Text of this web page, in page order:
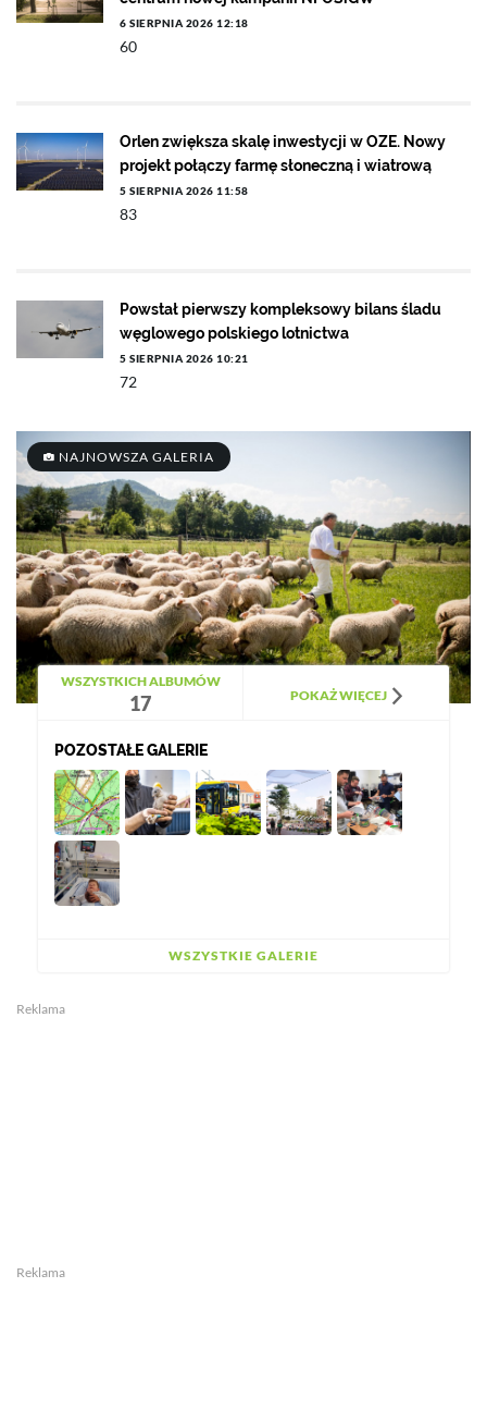
6 SIERPNIA 2026 12:18
60
Orlen zwiększa skalę inwestycji w OZE. Nowy
projekt połączy farmę słoneczną i wiatrową
5 SIERPNIA 2026 11:58
83
Powstał pierwszy kompleksowy bilans śladu
węglowego polskiego lotnictwa
5 SIERPNIA 2026 10:21
72
NAJNOWSZA GALERIA
WSZYSTKICH ALBUMÓW
17 POKAŻ WIĘCEJ
POZOSTAŁE GALERIE
WSZYSTKIE GALERIE
Reklama
Reklama